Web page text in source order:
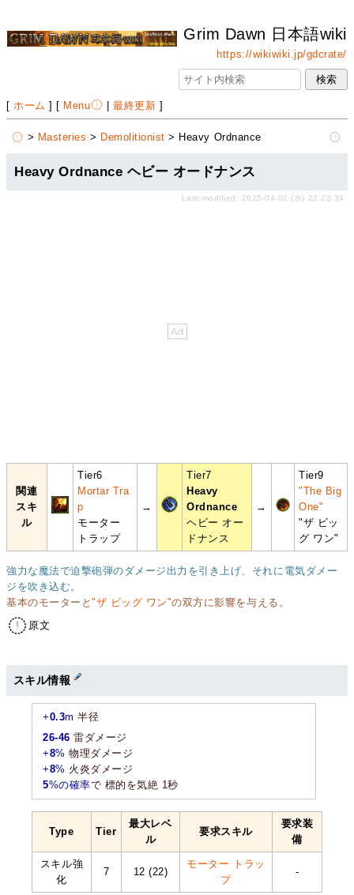
Grim Dawn 日本語wiki
https://wikiwiki.jp/gdcrate/
[ ホーム ] [ Menu |最終更新 ]
> Masteries > Demolitionist > Heavy Ordnance
Heavy Ordnance ヘビー オードナンス
Last-modified: 2025-04-02 (水) 22:23:34
関連
スキ
ル
Tier6
Mortar Tra
p
モーター
トラップ
→
Tier7
Heavy
Ordnance
ヘビー オー
ドナンス
→
Tier9
"The Big
One"
"ザ ビッ
グ ワン"
強力な魔法で迫撃砲弾のダメージ出力を引き上げ、それに電気ダメー
ジを吹き込む。
基本のモーターと"ザ ビッグ ワン"の双方に影響を与える。
原文
スキル情報
+0.3m 半径
26-46 雷ダメージ
+8% 物理ダメージ
+8% 火炎ダメージ
5%の確率で 標的を気絶 1秒
Type Tier
最大レベ
ル
要求スキル
要求装
備
スキル強
化
7 12 (22)
モーター トラッ
プ
-